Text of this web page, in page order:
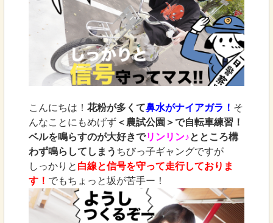
こんにちは！ 花粉が多くて鼻水がナイアガラ！ そ
んなことにもめげず ＜農試公園＞で自転車練習！
ベルを鳴らすのが大好きでリンリン♪とところ構
わず鳴らしてしまう ちびっ子ギャングですが
しっかりと 白線と信号を守って走行しておりま
す！ でもちょっと坂が苦手ー！